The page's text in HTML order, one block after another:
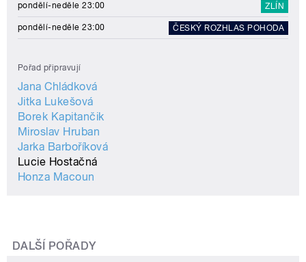
pondělí-neděle 23:00 ZLÍN
pondělí-neděle 23:00 ČESKÝ ROZHLAS POHODA
Pořad připravují
Jana Chládková
Jitka Lukešová
Borek Kapitančik
Miroslav Hruban
Jarka Barboříková
Lucie Hostačná
Honza Macoun
DALŠÍ POŘADY